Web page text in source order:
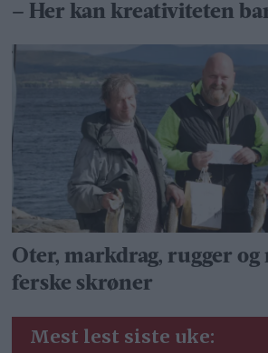
– Her kan kreativiteten
Oter, markdrag, rugger og
ferske skrøner
Mest lest siste uke: